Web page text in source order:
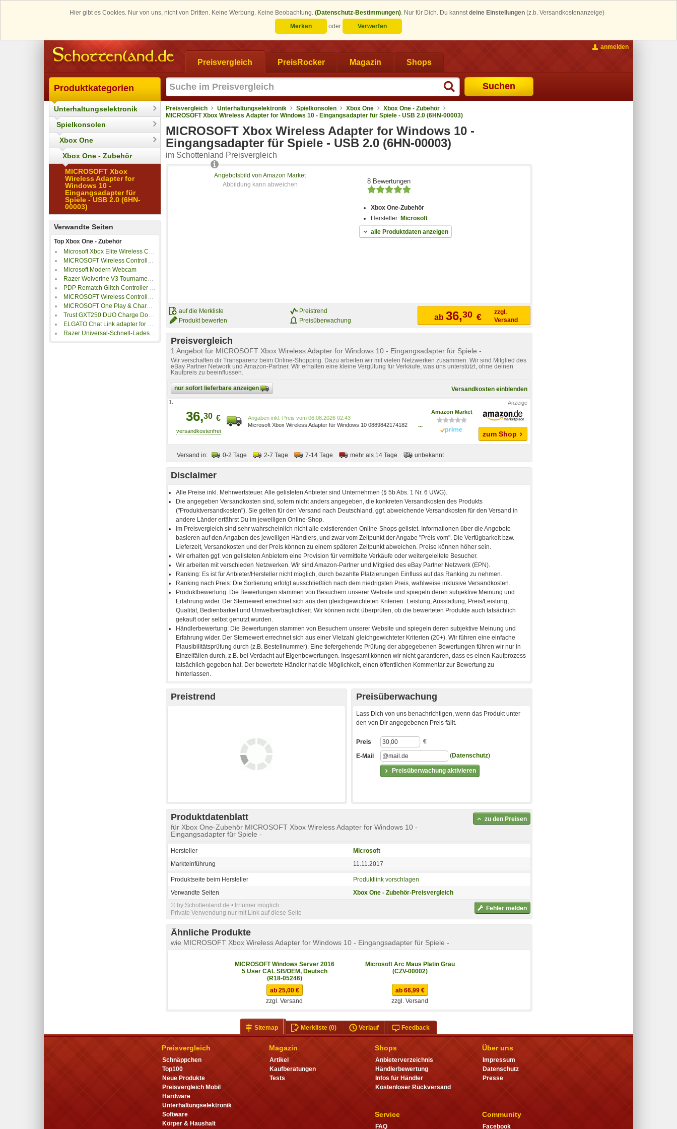
Hier gibt es Cookies. Nur von uns, nicht von Dritten. Keine Werbung. Keine Beobachtung. (Datenschutz-Bestimmungen). Nur für Dich. Du kannstdeine Einstellungen (z.b. Versandkostenanzeige)
Merken
oder Verwerfen
Preisvergleich PreisRocker Magazin Shops
Suchen
anmelden
Produktkategorien
Unterhaltungselektronik
Spielkonsolen
Xbox One
Xbox One - Zubehör
MICROSOFT Xbox
Wireless Adapter for
Windows 10 -
Eingangsadapter für
Spiele - USB 2.0 (6HN-
00003)
Verwandte Seiten
Top Xbox One - Zubehör
Microsoft Xbox Elite Wireless Controller Series 2 schwarz
MICROSOFT Wireless Controller + USB-C Kabel
Microsoft Modern Webcam
Razer Wolverine V3 Tournament Edition - Black - Controller - Microsoft Xbox One
PDP Rematch Glitch Controller grün
MICROSOFT Wireless Controller, Gamepad weiß, Robot White Funk Ja 1678809
MICROSOFT One Play & Charge Kit Ladesatz Schwarz Matt
Trust GXT250 DUO Charge Dock XB0X Controller-Ladestation Xbox Series X, Xbox Series
ELGATO Chat Link adapter for Game captures Kabel
Razer Universal-Schnell-Ladeständer für Xbox Lunar Shift
Preisvergleich Unterhaltungselektronik Spielkonsolen Xbox One
Xbox One - Zubehör
MICROSOFT Xbox Wireless Adapter for Windows 10 - Eingangsadapter für Spiele - USB 2.0 (6HN-00003)
MICROSOFT Xbox Wireless Adapter for Windows 10 -
Eingangsadapter für Spiele - USB 2.0 (6HN-00003)
im Schottenland Preisvergleich
Angebotsbild von Amazon Market
8 Bewertungen
Xbox One-Zubehör
Hersteller: Microsoft
alle Produktdaten anzeigen
auf die Merkliste
Produkt bewerten
Preistrend
Preisüberwachung
ab 36,30 €
zzgl.
Versand
Preisvergleich
1 Angebot für MICROSOFT Xbox Wireless Adapter for Windows 10 - Eingangsadapter für Spiele -
Wir verschaffen dir Transparenz beim Online-Shopping. Dazu arbeiten wir mit vielen Netzwerken zusammen. Wir sind Mitglied des
eBay Partner Network und Amazon-Partner. Wir erhalten eine kleine Vergütung für Verkäufe, was uns unterstützt, ohne deinen
Kaufpreis zu beeinflussen.
nur sofort lieferbare anzeigen Versandkosten einblenden
1.
36,30 €
Preis vom 06.08.2026 02:43
Microsoft Xbox Wireless Adapter für Windows 10 0889842174182
ed3fc1641e33_
...
Amazon Market
zum Shop
Versand in: 0-2 Tage 2-7 Tage 7-14 Tage mehr als 14 Tage unbekannt
Disclaimer
Preistrend Preisüberwachung
Lass Dich von uns benachrichtigen, wenn das Produkt unter
den von Dir angegebenen Preis fällt.
Preisüberwachung aktivieren
Preis €
E-Mail (Datenschutz)
Produktdatenblatt
für Xbox One-Zubehör MICROSOFT Xbox Wireless Adapter for Windows 10 -
Eingangsadapter für Spiele -
zu den Preisen
Hersteller
Microsoft
Markteinführung
11.11.2017
Produktseite beim Hersteller
Produktlink vorschlagen
Verwandte Seiten
Xbox One - Zubehör-Preisvergleich
Fehler melden
© by Schottenland.de • Irrtümer möglich
Private Verwendung nur mit Link auf diese Seite
Ähnliche Produkte
wie MICROSOFT Xbox Wireless Adapter for Windows 10 - Eingangsadapter für Spiele -
MICROSOFT Windows Server 2016
5 User CAL SB/OEM, Deutsch
(R18-05246)
Microsoft Arc Maus Platin Grau
(CZV-00002)
ab 25,00 €
zzgl. Versand
ab 66,99 €
zzgl. Versand
Sitemap Merkliste(0) Verlauf Feedback
Preisvergleich
Schnäppchen
Top100
Neue Produkte
Preisvergleich Mobil
Hardware
Unterhaltungselektronik
Software
Körper & Haushalt
Magazin
Artikel
Kaufberatungen
Tests
Shops
Anbieterverzeichnis
Händlerbewertung
Infos für Händler
Kostenloser Rückversand
Service
FAQ
Über uns
Impressum
Datenschutz
Presse
Community
Facebook